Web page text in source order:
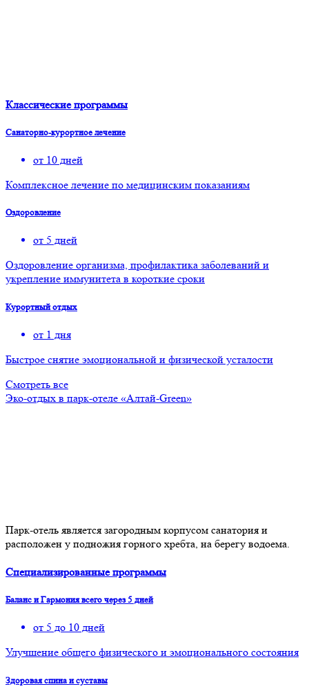
Классические программы
Санаторно-курортное лечение
от 10 дней
Комплексное лечение по медицинским показаниям
Оздоровление
от 5 дней
Оздоровление организма, профилактика заболеваний и
укрепление иммунитета в короткие сроки
Курортный отдых
от 1 дня
Быстрое снятие эмоциональной и физической усталости
Смотреть все
Эко-отдых в парк-отеле «Алтай-Green»
Парк-отель является загородным корпусом санатория и
расположен у подножия горного хребта, на берегу водоема.
Специализированные программы
Баланс и Гармония всего через 5 дней
от 5 до 10 дней
Улучшение общего физического и эмоционального состояния
Здоровая спина и суставы